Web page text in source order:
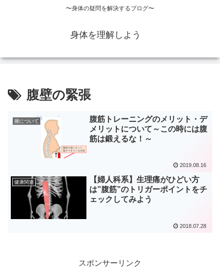
〜身体の疑問を解決するブログ〜
身体を理解しよう
腹壁の緊張
腰について
腹筋トレーニングのメリット・デ
メリットについて～この時には腹
筋は鍛えるな！～
2019.08.16
健康関連
【婦人科系】生理痛がひどい方
は”腹筋”のトリガーポイントをチ
ェックしてみよう
2018.07.28
スポンサーリンク